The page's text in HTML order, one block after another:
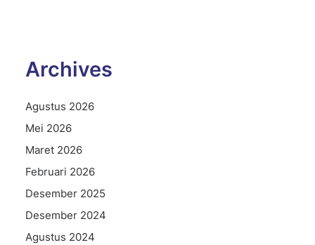
Archives
Agustus 2026
Mei 2026
Maret 2026
Februari 2026
Desember 2025
Desember 2024
Agustus 2024